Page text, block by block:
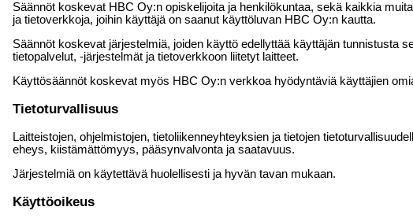
Säännöt koskevat HBC Oy:n opiskelijoita ja henkilökuntaa, sekä kaikkia
ja tietoverkkoja, joihin käyttäjä on saanut käyttöluvan HBC Oy:n kautta.
Säännöt koskevat järjestelmiä, joiden käyttö edellyttää käyttäjän tunnistusta
tietopalvelut, -järjestelmät ja tietoverkkoon liitetyt laitteet.
Käyttösäännöt koskevat myös HBC Oy:n verkkoa hyödyntäviä käyttäjien
Tietoturvallisuus
Laitteistojen, ohjelmistojen, tietoliikenneyhteyksien ja tietojen
eheys, kiistämättömyys, pääsynvalvonta ja saatavuus.
Järjestelmiä on käytettävä huolellisesti ja hyvän tavan mukaan.
Käyttöoikeus